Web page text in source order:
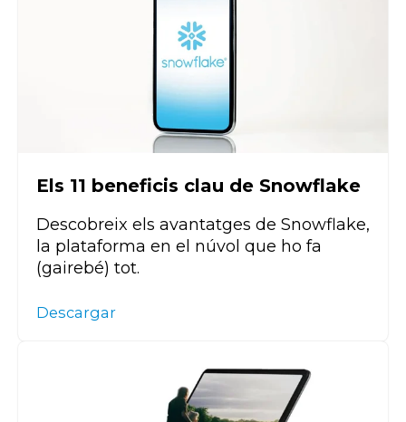
Els 11 beneficis clau de Snowflake
Descobreix els avantatges de Snowflake,
la plataforma en el núvol que ho fa
(gairebé) tot.
Descargar